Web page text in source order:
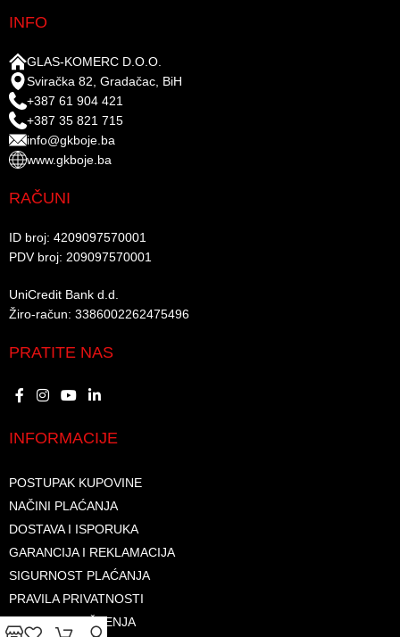
INFO
GLAS-KOMERC D.O.O.
Sviračka 82, Gradačac, BiH
+387 61 904 421
+387 35 821 715
info@gkboje.ba
www.gkboje.ba
RAČUNI
ID broj: 4209097570001​
PDV broj: 209097570001 ​
UniCredit Bank d.d.​
Žiro-račun: 3386002262475496​​
PRATITE NAS
INFORMACIJE
POSTUPAK KUPOVINE
NAČINI PLAĆANJA
DOSTAVA I ISPORUKA
GARANCIJA I REKLAMACIJA
SIGURNOST PLAĆANJA
PRAVILA PRIVATNOSTI
USLOVI KORIŠTENJA